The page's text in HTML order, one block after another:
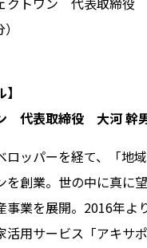
代表取締役 大河 幹
ロッパーを経て、「地
を創業。世の中に真に
事業を展開。2016年
活用サービス「アキサ